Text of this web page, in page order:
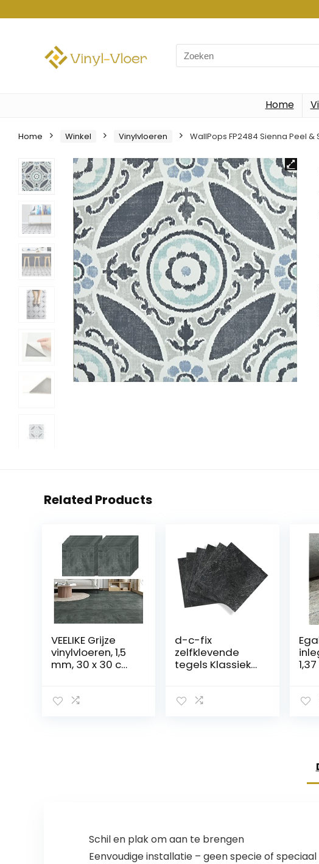
Search
for:
Home
Home Winkel Vinylvloeren WallPops FP2484 Sienna Peel &
Related Products
VEELIKE Grijze
vinylvloeren, 1,5
mm, 30 x 30 cm,
afpellen en
d-c-fix
zelfklevende
tegels Klassieke
30,5 cm –
Schil en plak om aan te brengen
Eenvoudige installatie – geen specie of